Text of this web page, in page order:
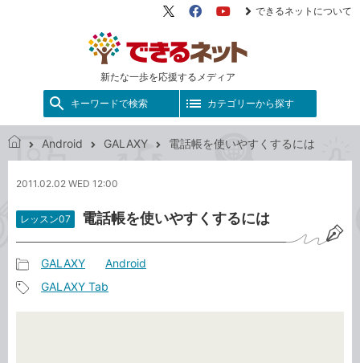
新たな一歩を応援するメディア
X（旧
FacebookYouTube
できるネットについて
キーワードで検索 カテゴリーから探す
る
ッ
ト
Android GALAXY 電話帳を使いやすくするには
2011.02.02 WED 12:00
レッスン07 電話帳を使いやすくするには
事
カ
GALAXY Android
GALAXY Tab